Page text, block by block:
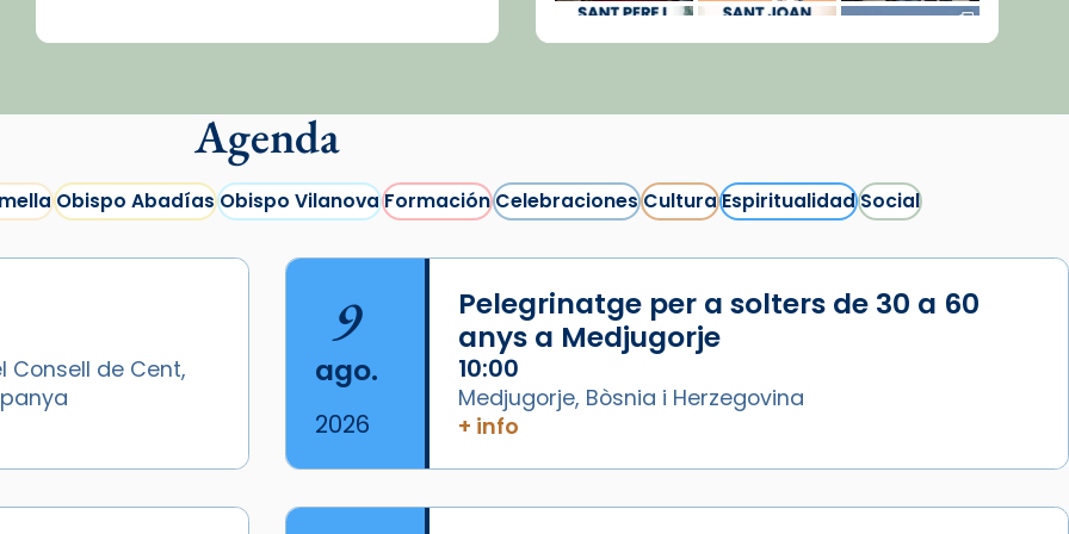
Cargar más...
Agenda
Obispo AbadíasObispo VilanovaFormaciónCelebracionesCulturaEspiritualidadSocial
Consell de Cent,
9
ago.
2026
Pelegrinatge per a solters de 30 a 60
anys a Medjugorje
10:00
Medjugorje, Bòsnia i Herzegovina
+ info